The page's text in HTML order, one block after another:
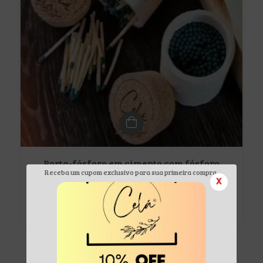
Receba um cupom exclusivo para sua primeira compra.
X
Porta-fósforo em cimento com fósforo
ecológico
$22.50 USD